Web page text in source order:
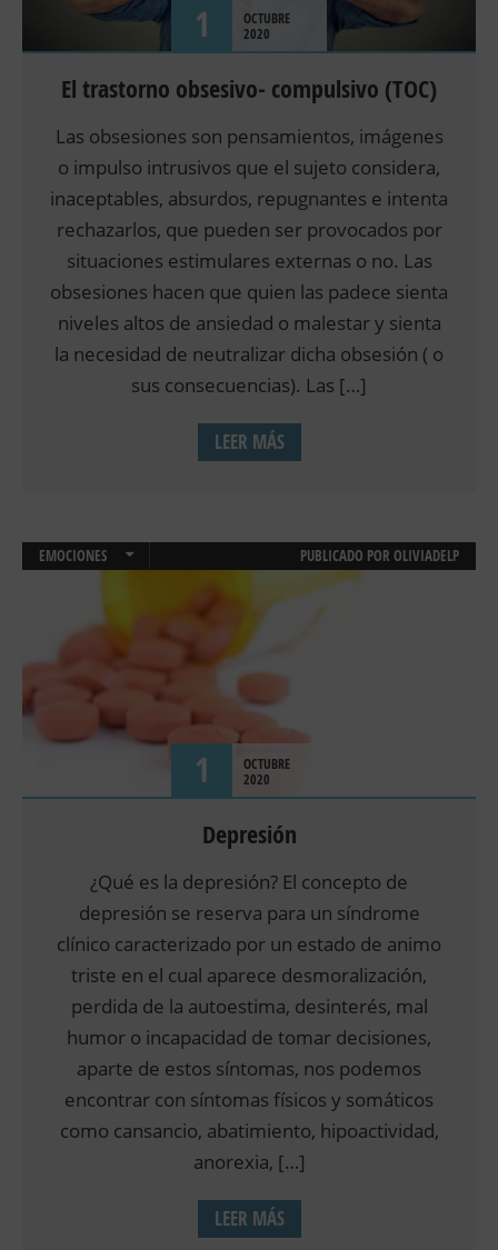
1
OCTUBRE
2020
El trastorno obsesivo- compulsivo (TOC)
Las obsesiones son pensamientos, imágenes
o impulso intrusivos que el sujeto considera,
inaceptables, absurdos, repugnantes e intenta
rechazarlos, que pueden ser provocados por
situaciones estimulares externas o no. Las
obsesiones hacen que quien las padece sienta
niveles altos de ansiedad o malestar y sienta
la necesidad de neutralizar dicha obsesión ( o
sus consecuencias). Las […]
LEER MÁS
EMOCIONES
PUBLICADO POR OLIVIADELP
1
OCTUBRE
2020
Depresión
¿Qué es la depresión? El concepto de
depresión se reserva para un síndrome
clínico caracterizado por un estado de animo
triste en el cual aparece desmoralización,
perdida de la autoestima, desinterés, mal
humor o incapacidad de tomar decisiones,
aparte de estos síntomas, nos podemos
encontrar con síntomas físicos y somáticos
como cansancio, abatimiento, hipoactividad,
anorexia, […]
LEER MÁS